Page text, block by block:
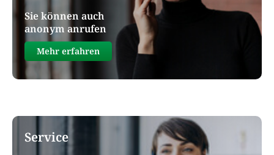
Sie können auch
anonym anrufen
Mehr erfahren
Service